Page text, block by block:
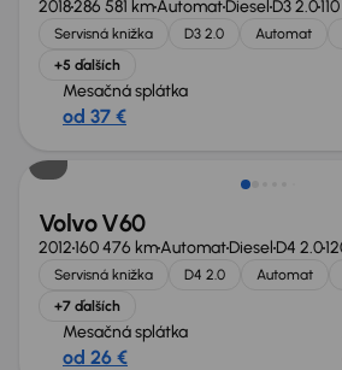
2018286 581 kmAutomatDiesel D3 2.0
Servisná knižka D3 2.0 Automat
+5 ďalších
Mesačná splátka
od 37 €
Nové v ponuke
Volvo V60
2012160 476 kmAutomatDiesel D4 2.0
Servisná knižka D4 2.0 Automat
+7 ďalších
Mesačná splátka
od 26 €